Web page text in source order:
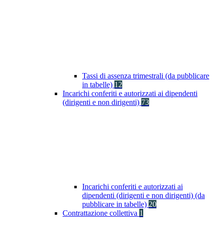
Tassi di assenza trimestrali (da pubblicare
in tabelle) 12
Incarichi conferiti e autorizzati ai dipendenti
(dirigenti e non dirigenti) 73
Incarichi conferiti e autorizzati ai
dipendenti (dirigenti e non dirigenti) (da
pubblicare in tabelle) 20
Contrattazione collettiva 1